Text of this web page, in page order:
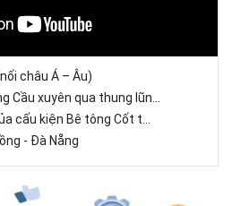
châu Á – Âu)
Cầu xuyên qua thung lũn...
cấu kiện Bê tông Cốt t...
- Đà Nẵng